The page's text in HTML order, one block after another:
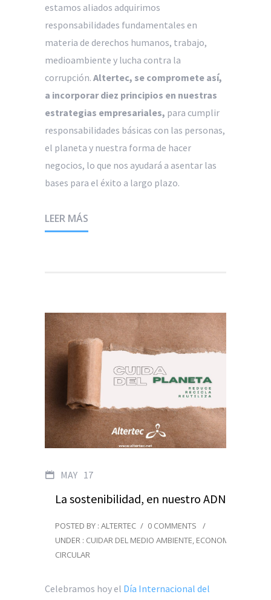
estamos aliados adquirimos
responsabilidades fundamentales en
materia de derechos humanos, trabajo,
medioambiente y lucha contra la
corrupción. Altertec, se compromete así,
a incorporar diez principios en nuestras
estrategias empresariales, para cumplir
responsabilidades básicas con las personas,
el planeta y nuestra forma de hacer
negocios, lo que nos ayudará a asentar las
bases para el éxito a largo plazo.
LEER MÁS
MAY 17
La sostenibilidad, en nuestro ADN
POSTED BY : ALTERTEC / 0 COMMENTS
/
UNDER : CUIDAR DEL MEDIO AMBIENTE, ECONOMÍA
CIRCULAR
Celebramos hoy el Día Internacional del